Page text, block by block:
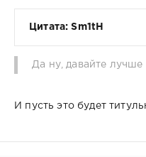
Цитата: Sm1tH
Да ну, давайте лучше
И пусть это будет